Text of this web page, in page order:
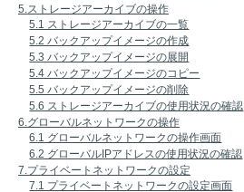
5.ストレージアーカイブの操作
5.1 ストレージアーカイブの一覧
5.2 バックアップイメージの作成
5.3 バックアップイメージの展開
5.4 バックアップイメージのコピー
5.5 バックアップイメージの削除
5.6 ストレージアーカイブの使用状況の確認
6.グローバルネットワークの操作
6.1 グローバルネットワークの操作画面
6.2 グローバルIPアドレスの使用状況の確認
7.プライベートネットワークの設定
7.1 プライベートネットワークの設定画面